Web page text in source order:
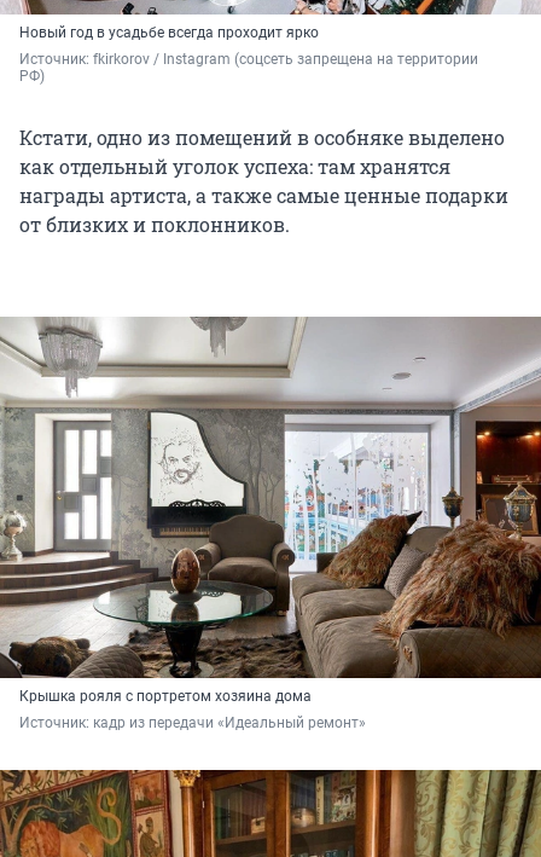
Новый год в усадьбе всегда проходит ярко
Источник: fkirkorov / Instagram (соцсеть запрещена на территории
РФ)
Кстати, одно из помещений в особняке выделено
как отдельный уголок успеха: там хранятся
награды артиста, а также самые ценные подарки
от близких и поклонников.
Крышка рояля с портретом хозяина дома
Источник: кадр из передачи «Идеальный ремонт»